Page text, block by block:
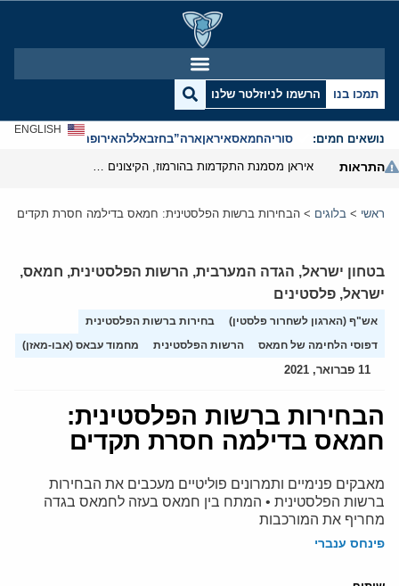
תמכו בנו הרשמו לניוזלטר שלנו
נושאים חמים: סוריהחמאסאיראןארה”בחזבאללהאירופהאנטישמיות
ENGLISH
התראות
ראשי > בלוגים > הבחירות ברשות הפלסטינית: חמאס בדילמה חסרת תקדים
בטחון ישראל, הגדה המערבית, הרשות הפלסטינית, חמאס,
ישראל, פלסטינים
אש"ף (הארגון לשחרור פלסטין)
בחירות ברשות הפלסטינית
דפוסי הלחימה של חמאס
הרשות הפלסטינית מחמוד עבאס (אבו-מאזן)
11 פברואר, 2021
הבחירות ברשות הפלסטינית:
חמאס בדילמה חסרת תקדים
מאבקים פנימיים ותמרונים פוליטיים מעכבים את הבחירות
ברשות הפלסטינית • המתח בין חמאס בעזה לחמאס בגדה
מחריף את המורכבות
פינחס ענברי